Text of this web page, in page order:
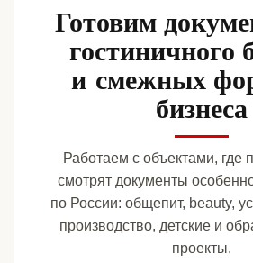
Готовим
гостиничного
и смежных
бизнеса
Работаем с объектами,
смотрят документы
по России: общепит, beauty,
производство, детские и
проекты.